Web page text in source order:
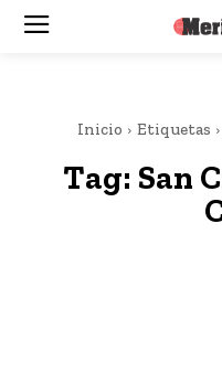
Inicio Etiquetas
Tag: San